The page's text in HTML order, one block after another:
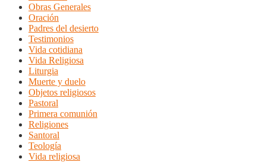
Obras Generales
Oración
Padres del desierto
Testimonios
Vida cotidiana
Vida Religiosa
Liturgia
Muerte y duelo
Objetos religiosos
Pastoral
Primera comunión
Religiones
Santoral
Teología
Vida religiosa